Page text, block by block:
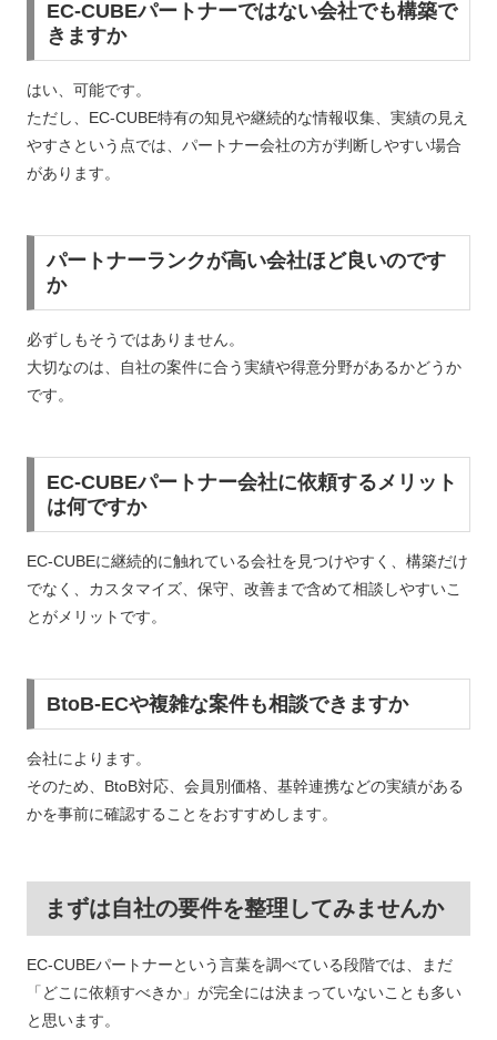
EC-CUBEパートナーではない会社でも構築で
きますか
はい、可能です。
ただし、EC-CUBE特有の知見や継続的な情報収集、実績の見え
やすさという点では、パートナー会社の方が判断しやすい場合
があります。
パートナーランクが高い会社ほど良いのです
か
必ずしもそうではありません。
大切なのは、自社の案件に合う実績や得意分野があるかどうか
です。
EC-CUBEパートナー会社に依頼するメリット
は何ですか
EC-CUBEに継続的に触れている会社を見つけやすく、構築だけ
でなく、カスタマイズ、保守、改善まで含めて相談しやすいこ
とがメリットです。
BtoB-ECや複雑な案件も相談できますか
会社によります。
そのため、BtoB対応、会員別価格、基幹連携などの実績がある
かを事前に確認することをおすすめします。
まずは自社の要件を整理してみませんか
EC-CUBEパートナーという言葉を調べている段階では、まだ
「どこに依頼すべきか」が完全には決まっていないことも多い
と思います。